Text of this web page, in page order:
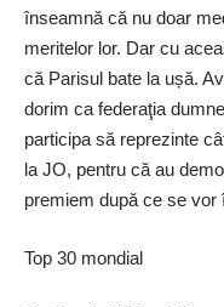
înseamnă că nu doar
meritelor lor. Dar cu
că Parisul bate la ușă.
dorim ca federaţia
participa să reprezinte
la JO, pentru că au
premiem după ce se vor
Top 30 mondial